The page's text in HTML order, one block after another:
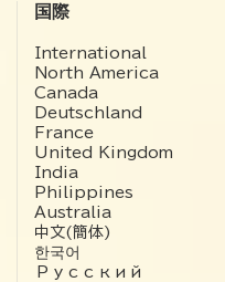
国際
International
North America
Canada
Deutschland
France
United Kingdom
India
Philippines
Australia
中文(簡体)
한국어
Русский